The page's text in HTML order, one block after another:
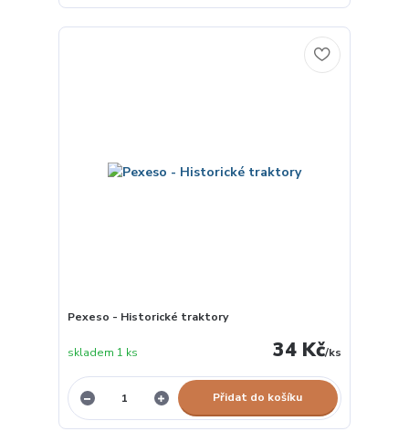
Pexeso - Historické traktory
34 Kč/ks
skladem 1 ks
Přidat do košíku